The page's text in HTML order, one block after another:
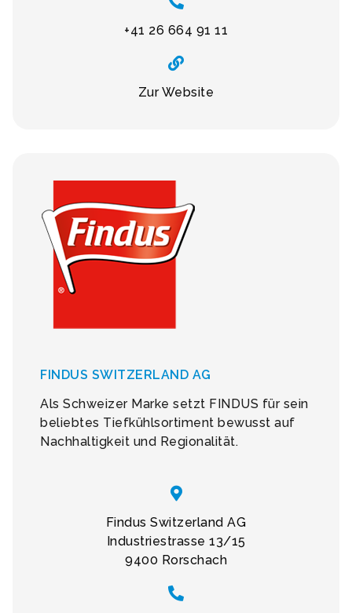
+41 26 664 91 11
Zur Website
FINDUS SWITZERLAND AG
Als Schweizer Marke setzt FINDUS für sein
beliebtes Tiefkühlsortiment bewusst auf
Nachhaltigkeit und Regionalität.
Findus Switzerland AG
Industriestrasse 13/15
9400 Rorschach